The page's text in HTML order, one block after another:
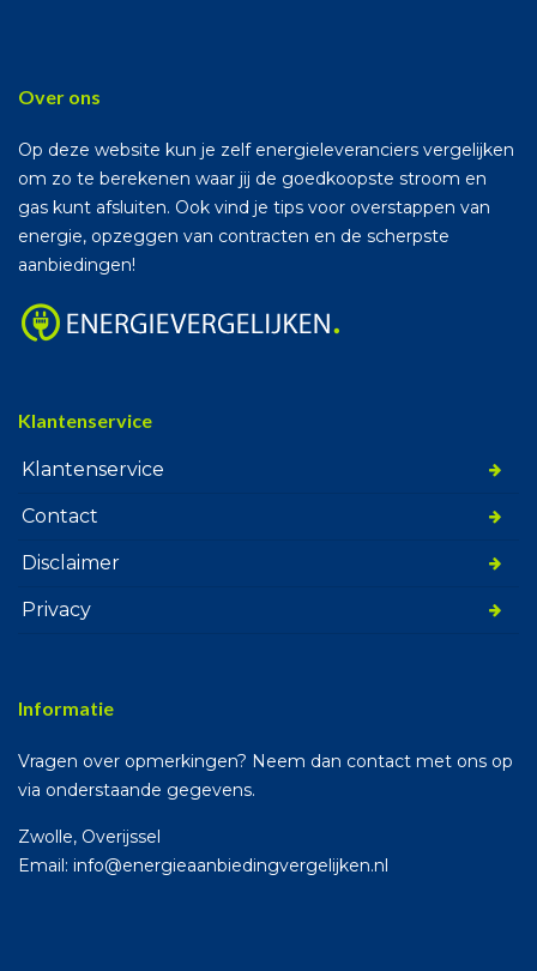
Over ons
Op deze website kun je zelf energieleveranciers vergelijken
om zo te berekenen waar jij de goedkoopste stroom en
gas kunt afsluiten. Ook vind je tips voor overstappen van
energie, opzeggen van contracten en de scherpste
aanbiedingen!
Klantenservice
Klantenservice
Contact
Disclaimer
Privacy
Informatie
Vragen over opmerkingen? Neem dan contact met ons op
via onderstaande gegevens.
Zwolle, Overijssel
Email: info@energieaanbiedingvergelijken.nl